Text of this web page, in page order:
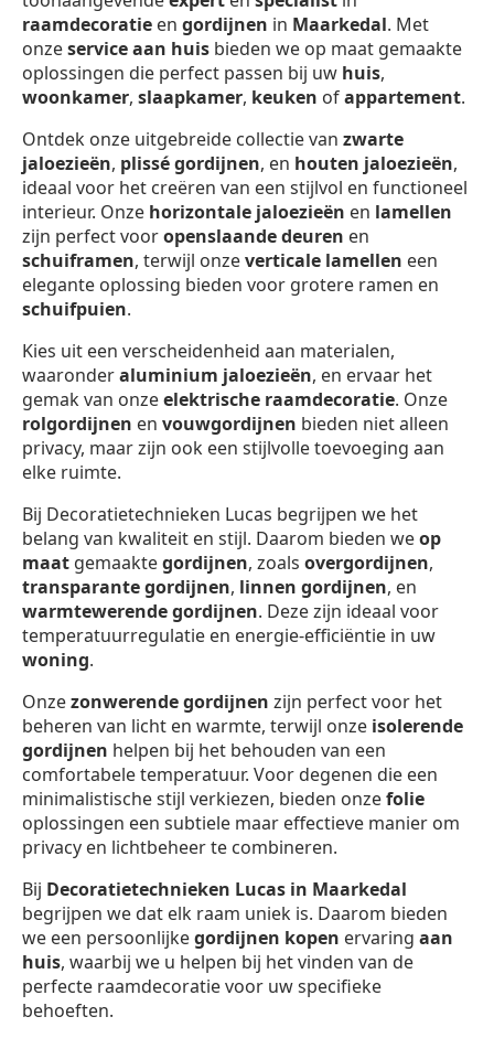
raamdecoratie en gordijnen in Maarkedal. Met
onzeservice aan huis bieden we op maat gemaakte
oplossingen die perfect passen bij uw huis,
woonkamer, slaapkamer, keuken ofappartement.
Ontdek onze uitgebreide collectie van zwarte
jaloezieën, plissé gordijnen, en houten jaloezieën,
ideaal voor het creëren van een stijlvol en functioneel
interieur. Onze horizontale jaloezieën en lamellen
zijn perfect vooropenslaande deuren en
schuiframen, terwijl onzeverticale lamellen een
elegante oplossing bieden voor grotere ramen en
schuifpuien.
Kies uit een verscheidenheid aan materialen,
waaronderaluminium jaloezieën, en ervaar het
gemak van onzeelektrische raamdecoratie. Onze
rolgordijnen en vouwgordijnen bieden niet alleen
privacy, maar zijn ook een stijlvolle toevoeging aan
elke ruimte.
Bij Decoratietechnieken Lucas begrijpen we het
belang van kwaliteit en stijl. Daarom bieden weop
maat gemaaktegordijnen, zoals overgordijnen,
transparante gordijnen, linnen gordijnen, en
warmtewerende gordijnen. Deze zijn ideaal voor
temperatuurregulatie en energie-efficiëntie in uw
woning.
Onzezonwerende gordijnen zijn perfect voor het
beheren van licht en warmte, terwijl onze isolerende
gordijnen helpen bij het behouden van een
comfortabele temperatuur. Voor degenen die een
minimalistische stijl verkiezen, bieden onzefolie
oplossingen een subtiele maar effectieve manier om
privacy en lichtbeheer te combineren.
Bij Decoratietechnieken Lucas in Maarkedal
begrijpen we dat elk raam uniek is. Daarom bieden
we een persoonlijkegordijnen kopen ervaring aan
huis, waarbij we u helpen bij het vinden van de
perfecte raamdecoratie voor uw specifieke
behoeften.